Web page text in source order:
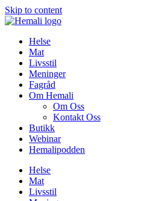
Skip to content
Helse
Mat
Livsstil
Meninger
Fagråd
Om Hemali
Om Oss
Kontakt Oss
Butikk
Webinar
Hemalipodden
Helse
Mat
Livsstil